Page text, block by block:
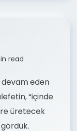
read
eden
“içinde
üretecek